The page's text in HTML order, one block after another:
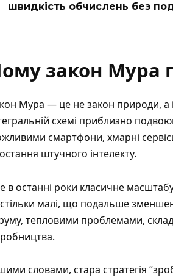
швидкість обчислень без
закон Мура
Мура — це не закон природи, а
схемі приблизно
смартфони, хмарні
штучного інтелекту.
в останні роки класичне
малі, що подальше
тепловими проблемами,
словами, стара стратегія